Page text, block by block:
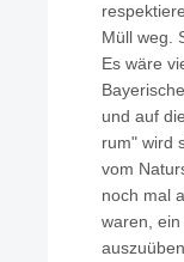
Müll weg.
Es wäre
und auf
rum" wird
vom
noch mal
waren,